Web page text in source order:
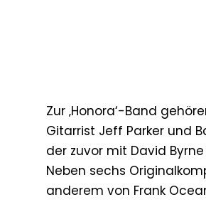
Zur ‚Honora‘-Band
Gitarrist Jeff Parker und
der zuvor mit David
Neben sechs
anderem von Frank